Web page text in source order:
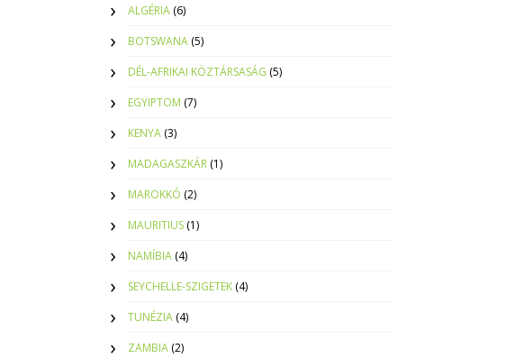
ALGÉRIA (6)
BOTSWANA (5)
DÉL-AFRIKAI KÖZTÁRSASÁG (5)
EGYIPTOM (7)
KENYA (3)
MADAGASZKÁR (1)
MAROKKÓ (2)
MAURITIUS (1)
NAMÍBIA (4)
SEYCHELLE-SZIGETEK (4)
TUNÉZIA (4)
ZAMBIA (2)